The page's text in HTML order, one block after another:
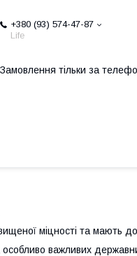
+380 (93) 574-47-87
Life
Замовлення тільки за
міцності та мають
важливих